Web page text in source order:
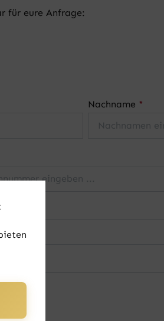
für eure Anfrage:
Nachname *